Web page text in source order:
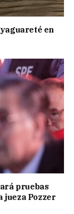
en
pruebas
jueza Pozzer